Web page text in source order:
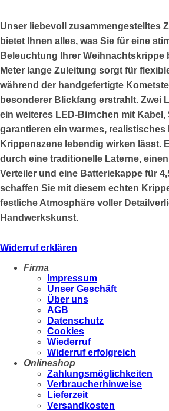
Unser liebevoll zusammengestelltes
bietet Ihnen alles, was Sie für eine
Beleuchtung Ihrer Weihnachtskrippe
Meter lange Zuleitung sorgt für
während der handgefertigte
besonderer Blickfang erstrahlt. Zwei
ein weiteres LED-Birnchen mit
garantieren ein warmes, realistisches
Krippenszene lebendig wirken lässt.
durch eine traditionelle Laterne,
Verteiler und eine Batteriekappe für
schaffen Sie mit diesem echten
festliche Atmosphäre voller
Handwerkskunst.
Widerruf erklären
Firma
Impressum
Unser Geschäft
Über uns
AGB
Datenschutz
Cookies
Wiederruf
Widerruf erfolgreich
Onlineshop
Zahlungsmöglichkeiten
Verbraucherhinweise
Lieferzeit
Versandkosten